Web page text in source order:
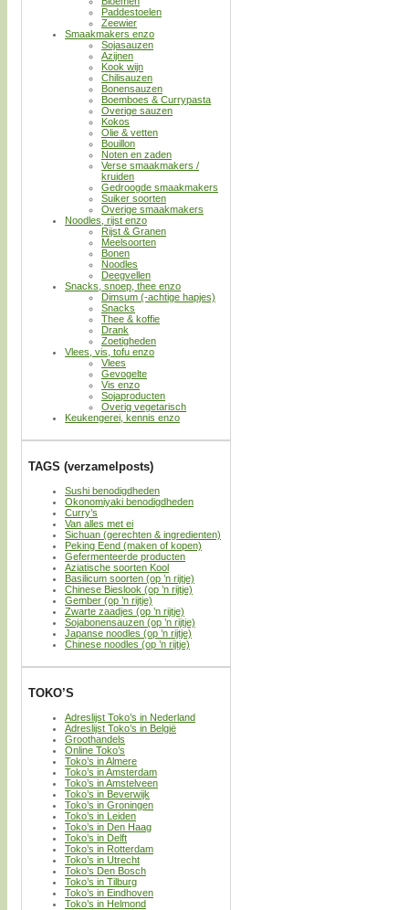
Paddestoelen
Zeewier
Smaakmakers enzo
Sojasauzen
Azijnen
Kook wijn
Chilisauzen
Bonensauzen
Boemboes & Currypasta
Overige sauzen
Kokos
Olie & vetten
Bouillon
Noten en zaden
Verse smaakmakers /
kruiden
Gedroogde smaakmakers
Suiker soorten
Overige smaakmakers
Noodles, rijst enzo
Rijst & Granen
Meelsoorten
Bonen
Noodles
Deegvellen
Snacks, snoep, thee enzo
Dimsum (-achtige hapjes)
Snacks
Thee & koffie
Drank
Zoetigheden
Vlees, vis, tofu enzo
Vlees
Gevogelte
Vis enzo
Sojaproducten
Overig vegetarisch
Keukengerei, kennis enzo
TAGS (verzamelposts)
Sushi benodigdheden
Okonomiyaki benodigdheden
Curry’s
Van alles met ei
Sichuan (gerechten & ingredienten)
Peking Eend (maken of kopen)
Gefermenteerde producten
Aziatische soorten Kool
Basilicum soorten (op ’n rijtje)
Chinese Bieslook (op ’n rijtje)
Gember (op ’n rijtje)
Zwarte zaadjes (op ’n rijtje)
Sojabonensauzen (op ’n rijtje)
Japanse noodles (op ’n rijtje)
Chinese noodles (op ’n rijtje)
TOKO’S
Adreslijst Toko’s in Nederland
Adreslijst Toko’s in België
Groothandels
Online Toko’s
Toko’s in Almere
Toko’s in Amsterdam
Toko’s in Amstelveen
Toko’s in Beverwijk
Toko’s in Groningen
Toko’s in Leiden
Toko’s in Den Haag
Toko’s in Delft
Toko’s in Rotterdam
Toko’s in Utrecht
Toko’s Den Bosch
Toko’s in Tilburg
Toko’s in Eindhoven
Toko’s in Helmond